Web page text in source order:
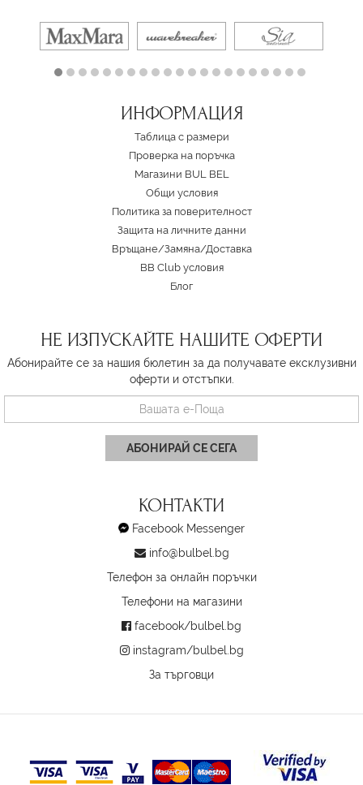
ИНФОРМАЦИЯ
Таблица с размери
Проверка на поръчка
Магазини BUL BEL
Oбщи условия
Политика за поверителност
Защита на личните данни
Връщане/Замяна/Доставка
BB Club условия
Блог
НЕ ИЗПУСКАЙТЕ НАШИТЕ ОФЕРТИ
Абонирайте се за нашия бюлетин за да получавате ексклузивни
оферти и отстъпки.
АБОНИРАЙ СЕ СЕГА
КОНТАКТИ
Facebook Messenger
info@bulbel.bg
Телефон за онлайн поръчки
Телефони на магазини
facebook/bulbel.bg
instagram/bulbel.bg
За търговци